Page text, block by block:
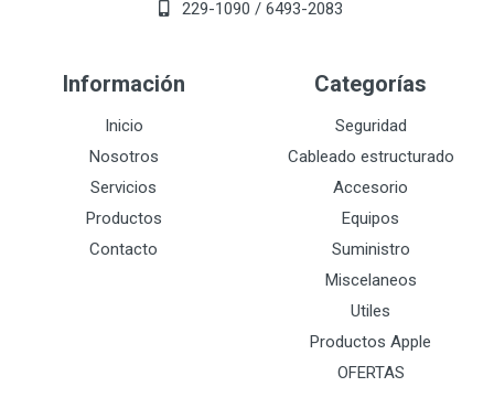
229-1090 / 6493-2083
Información
Inicio
Nosotros
Servicios
Productos
Contacto
Categorías
Seguridad
Cableado estructurado
Accesorio
Equipos
Suministro
Miscelaneos
Utiles
Productos Apple
OFERTAS